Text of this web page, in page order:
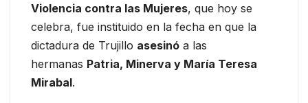
Violencia contra las Mujeres, que hoy se
celebra, fue instituido en la fecha en que la
dictadura de Trujillo asesinó a las
hermanas Patria, Minerva y María Teresa
Mirabal.